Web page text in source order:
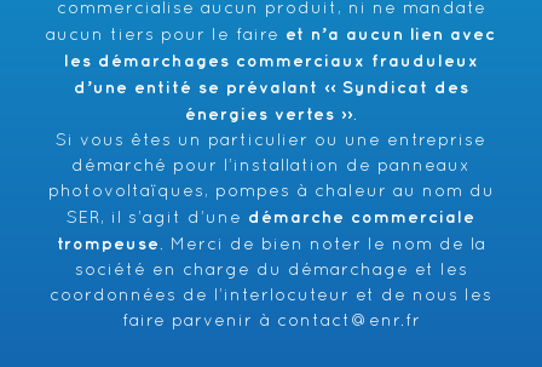
commercialise aucun produit, ni ne mandate
aucun tiers pour le faire et n’a aucun lien avec
les démarchages commerciaux frauduleux
d’une entité se prévalant ‹‹ Syndicat des
énergies vertes ››.
Si vous êtes un particulier ou une entreprise
démarché pour l’installation de panneaux
photovoltaïques, pompes à chaleur au nom du
SER, il s’agit d’une démarche commerciale
trompeuse . Merci de bien noter le nom de la
société en charge du démarchage et les
coordonnées de l’interlocuteur et de nous les
faire parvenir à
contact@enr.fr